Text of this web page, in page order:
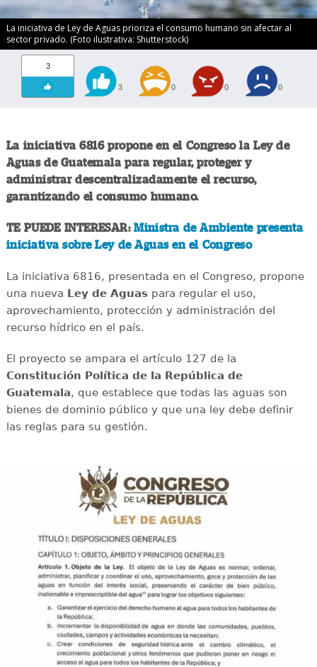
La iniciativa de Ley de Aguas prioriza el consumo humano sin afectar al
sector privado. (Foto ilustrativa: Shutterstock)
3
3 0 0 0
La iniciativa 6816 propone en el Congreso la Ley de
Aguas de Guatemala para regular, proteger y
administrar descentralizadamente el recurso,
garantizando el consumo humano.
TE PUEDE INTERESAR:Ministra de Ambiente presenta
iniciativa sobre Ley de Aguas en el Congreso
La iniciativa 6816, presentada en el Congreso, propone
una nueva Ley de Aguaspara regular el uso,
aprovechamiento, protección y administración del
recurso hídrico en el país.
El proyecto se ampara el artículo 127 de la
Constitución Política de la República de
Guatemala, que establece que todas las aguas son
bienes de dominio público y que una ley debe definir
las reglas para su gestión.